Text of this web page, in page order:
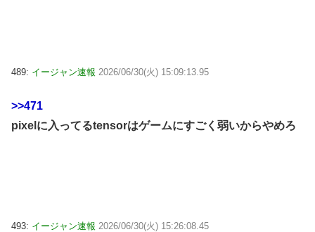
489: イージャン速報 2026/06/30(火) 15:09:13.95
>>471
pixelに入ってるtensorはゲームにすごく弱いからやめろ
493: イージャン速報 2026/06/30(火) 15:26:08.45